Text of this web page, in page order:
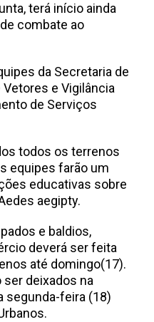
terá início ainda
combate ao
da Secretaria de
e Vigilância
de Serviços
todos os terrenos
equipes farão um
educativas sobre
aegipty.
e baldios,
deverá ser feita
até domingo(17).
ser deixados na
segunda-feira (18)